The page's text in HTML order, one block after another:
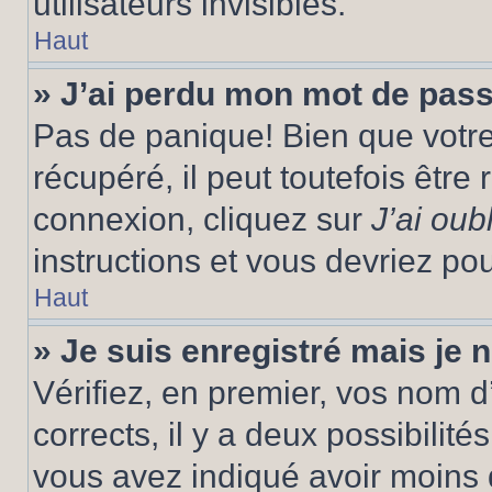
Haut
» J’ai perdu mon mot de
Pas de panique! Bien que
récupéré, il peut toutefois être
connexion, cliquez sur J’ai
instructions et vous devriez
Haut
» Je suis enregistré mais je
Vérifiez, en premier, vos nom
corrects, il y a deux
vous avez indiqué avoir moins